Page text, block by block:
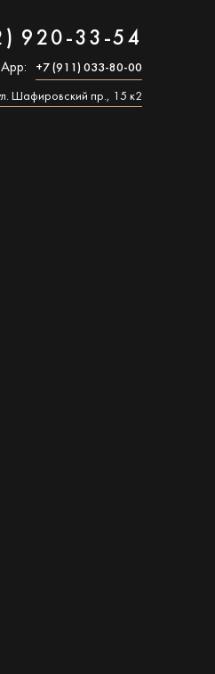
920-33-54
+7 (911) 033-80-00
Шафировский пр., 15 к2